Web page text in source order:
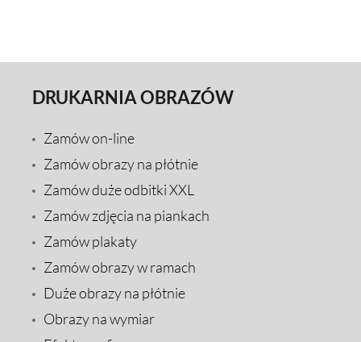
DRUKARNIA OBRAZÓW
Zamów on-line
Zamów obrazy na płótnie
Zamów duże odbitki XXL
Zamów zdjęcia na piankach
Zamów plakaty
Zamów obrazy w ramach
Duże obrazy na płótnie
Obrazy na wymiar